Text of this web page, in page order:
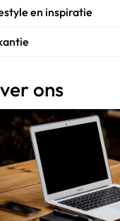
en inspiratie
ons